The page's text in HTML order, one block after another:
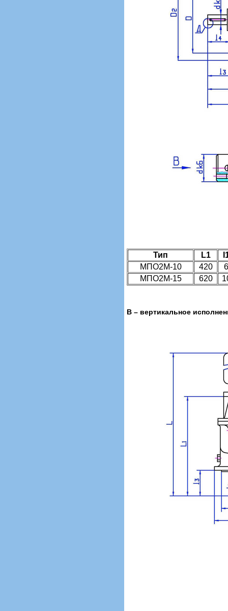
Тип L1
МПО2М-10
420
6
МПО2М-15
620
В – вертикальное